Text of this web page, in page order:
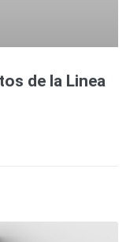
de la Linea